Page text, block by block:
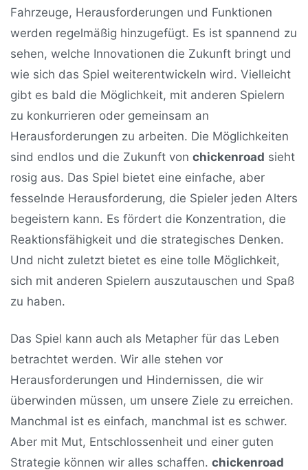
Fahrzeuge, Herausforderungen und Funktionen
werden regelmäßig hinzugefügt. Es ist spannend zu
sehen, welche Innovationen die Zukunft bringt und
wie sich das Spiel weiterentwickeln wird. Vielleicht
gibt es bald die Möglichkeit, mit anderen Spielern
zu konkurrieren oder gemeinsam an
Herausforderungen zu arbeiten. Die Möglichkeiten
sind endlos und die Zukunft von chickenroad sieht
rosig aus. Das Spiel bietet eine einfache, aber
fesselnde Herausforderung, die Spieler jeden Alters
begeistern kann. Es fördert die Konzentration, die
Reaktionsfähigkeit und die strategisches Denken.
Und nicht zuletzt bietet es eine tolle Möglichkeit,
sich mit anderen Spielern auszutauschen und Spaß
zu haben.
Das Spiel kann auch als Metapher für das Leben
betrachtet werden. Wir alle stehen vor
Herausforderungen und Hindernissen, die wir
überwinden müssen, um unsere Ziele zu erreichen.
Manchmal ist es einfach, manchmal ist es schwer.
Aber mit Mut, Entschlossenheit und einer guten
Strategie können wir alles schaffen. chickenroad